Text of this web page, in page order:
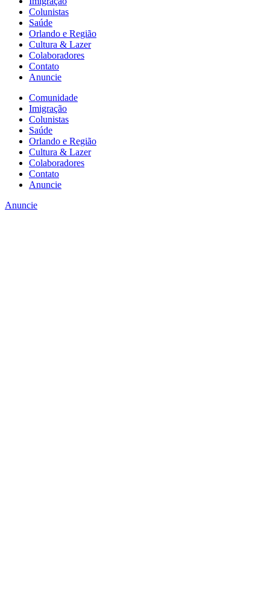
Colunistas
Saúde
Orlando e Região
Cultura & Lazer
Colaboradores
Contato
Anuncie
Comunidade
Imigração
Colunistas
Saúde
Orlando e Região
Cultura & Lazer
Colaboradores
Contato
Anuncie
Anuncie